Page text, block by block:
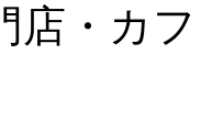
店・カフ